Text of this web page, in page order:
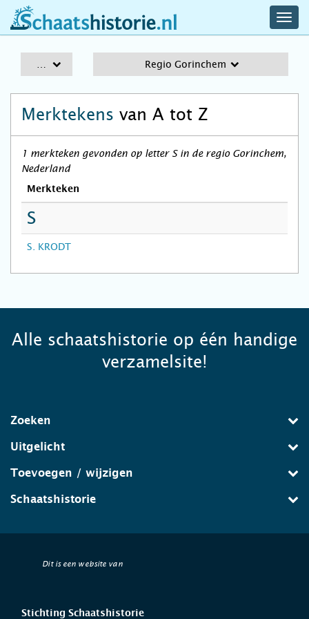
schaatshistorie.nl
Regio Gorinchem
Merktekens van A tot Z
1 merkteken gevonden op letter S in de regio Gorinchem,
Nederland
Merkteken
S
S. KRODT
Alle schaatshistorie op één handige
verzamelsite!
Zoeken
Uitgelicht
Toevoegen / wijzigen
Schaatshistorie
Dit is een website van
Stichting Schaatshistorie